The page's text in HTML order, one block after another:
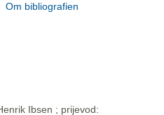
Om bibliografien
Ibsen ; prijevod: